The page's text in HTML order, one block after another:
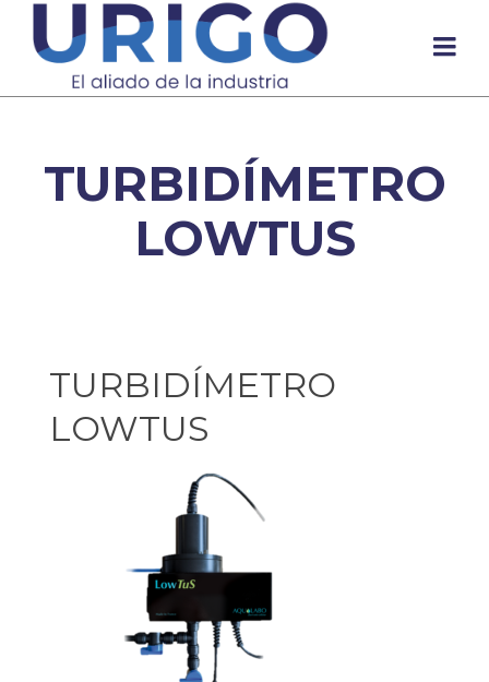
TURBIDÍMETRO
LOWTUS
TURBIDÍMETRO
LOWTUS